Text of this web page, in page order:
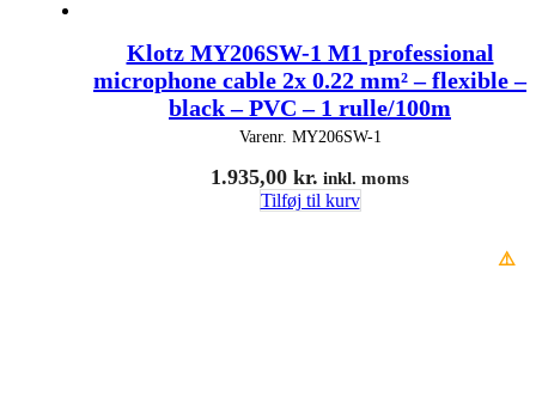
Klotz MY206SW-1 M1 professional
microphone cable 2x 0.22 mm² – flexible –
black – PVC – 1 rulle/100m
Varenr. MY206SW-1
1.935,00 kr. inkl. moms
Tilføj til kurv
⚠️